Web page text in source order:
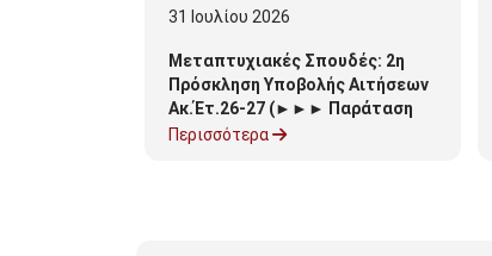
31 Ιουλίου 2026
Μεταπτυχιακές Σπουδές: 2η
Πρόσκληση Υποβολής Αιτήσεων
Ακ.Έτ.26-27 (►►► Παράταση
αιτήσεων έως 31/8/26 για
Περισσότερα